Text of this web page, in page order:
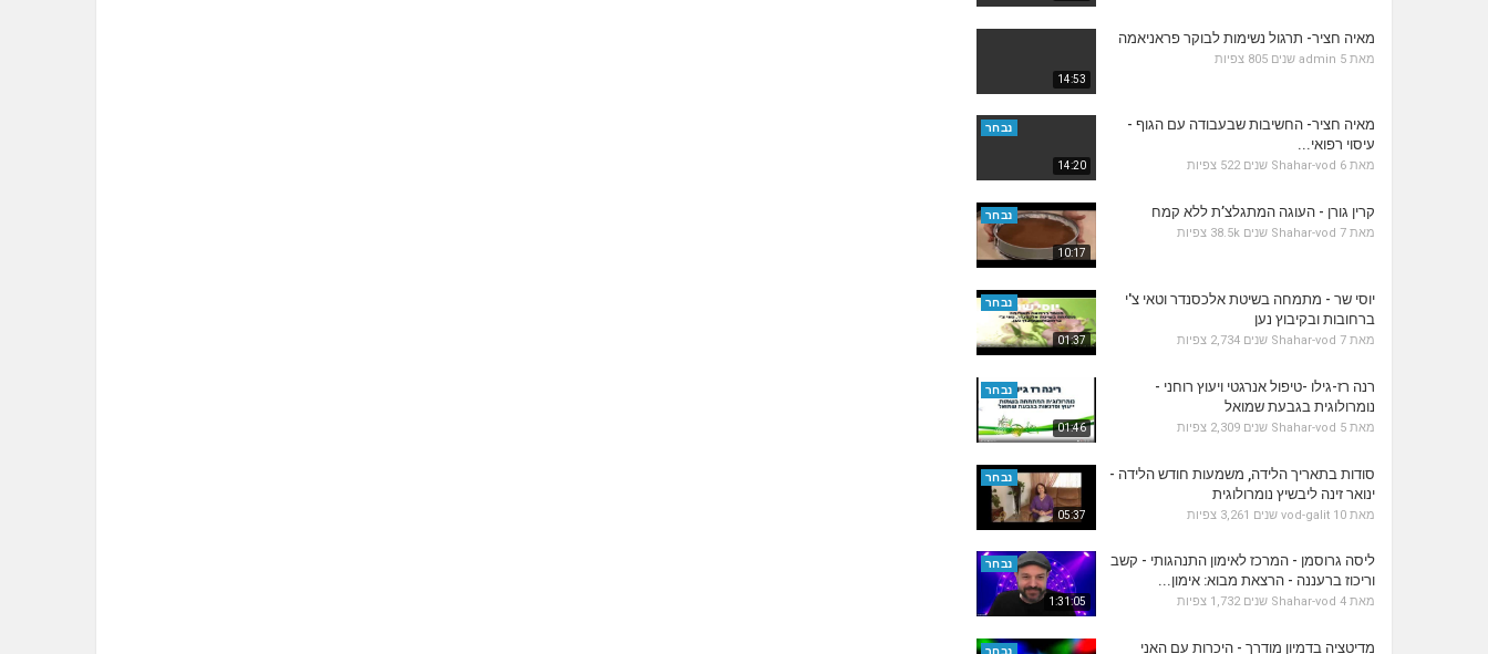
14:53
מאיה חציר- תרגול נשימות לבוקר פראניאמה
מאת admin 5 שנים 805 צפיות
14:20
נבחר
מאיה חציר- החשיבות שבעבודה עם הגוף -
עיסוי רפואי...
מאת Shahar-vod 6 שנים 522 צפיות
10:17
נבחר קרין גורן - העוגה המתגלצ’ת ללא קמח
מאת Shahar-vod 7 שנים 38.5k צפיות
01:37
נבחר
יוסי שר - מתמחה בשיטת אלכסנדר וטאי צ'י
ברחובות ובקיבוץ נען
מאת Shahar-vod 7 שנים 2,734 צפיות
01:46
נבחר
רנה רז-גילו -טיפול אנרגטי ויעוץ רוחני -
נומרולוגית בגבעת שמואל
מאת Shahar-vod 5 שנים 2,309 צפיות
05:37
נבחר
סודות בתאריך הלידה, משמעות חודש הלידה -
ינואר זינה ליבשיץ נומרולוגית
מאת vod-galit 10 שנים 3,261 צפיות
1:31:05
נבחר
ליסה גרוסמן - המרכז לאימון התנהגותי - קשב
וריכוז ברעננה - הרצאת מבוא: אימון...
מאת Shahar-vod 4 שנים 1,732 צפיות
נבחר
מדיטציה בדמיון מודרך - היכרות עם האני